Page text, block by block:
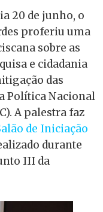
20 de junho, o
proferiu uma
sobre as
e cidadania
das
Política Nacional
A palestra faz
de Iniciação
durante
III da